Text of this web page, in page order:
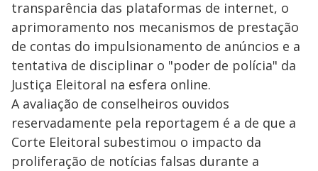
transparência das plataformas de internet, o
aprimoramento nos mecanismos de prestação
de contas do impulsionamento de anúncios e a
tentativa de disciplinar o "poder de polícia" da
Justiça Eleitoral na esfera online.
A avaliação de conselheiros ouvidos
reservadamente pela reportagem é a de que a
Corte Eleitoral subestimou o impacto da
proliferação de notícias falsas durante a